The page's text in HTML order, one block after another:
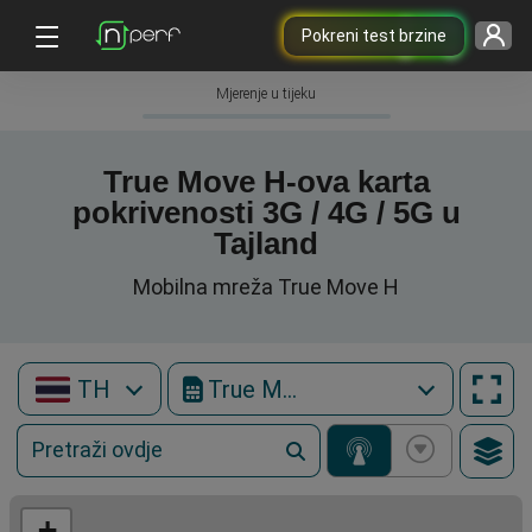
Pokreni test brzine
Mjerenje u tijeku
True Move H-ova karta
pokrivenosti 3G / 4G / 5G u
Tajland
Mobilna mreža True Move H
TH True Move H